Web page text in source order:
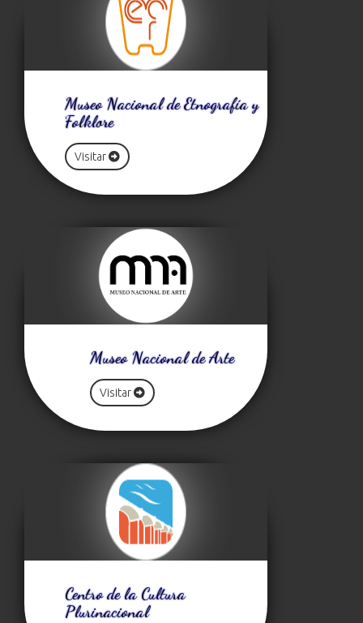
Museo Nacional de Etnografía y
Folklore
Visitar
Museo Nacional de Arte
Visitar
Centro de la Cultura
Plurinacional